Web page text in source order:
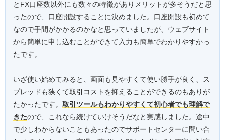
とFX口座数以外にも数々の特徴がありメリットが多そうだと思
ったので、口座開設することに決めました。口座開設も初めて
なので手間がかかるのかなと思っていましたが、ウェブサイト
から簡単に申し込むことができて入力も簡単でわかりやすかっ
たです。
いざ使い始めてみると、画面も見やすくて使い勝手が良く、ス
プレッドも狭くて取引コストを抑えることができるのもありが
たかったです。 取引ツールもわかりやすくて初心者でも理解で
きたので、これなら続けていけそうだなと実感しました。途中
で少しわからないこともあったのでサポートセンターに問い合